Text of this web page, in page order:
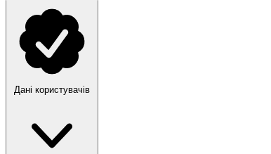
Дані користувачів